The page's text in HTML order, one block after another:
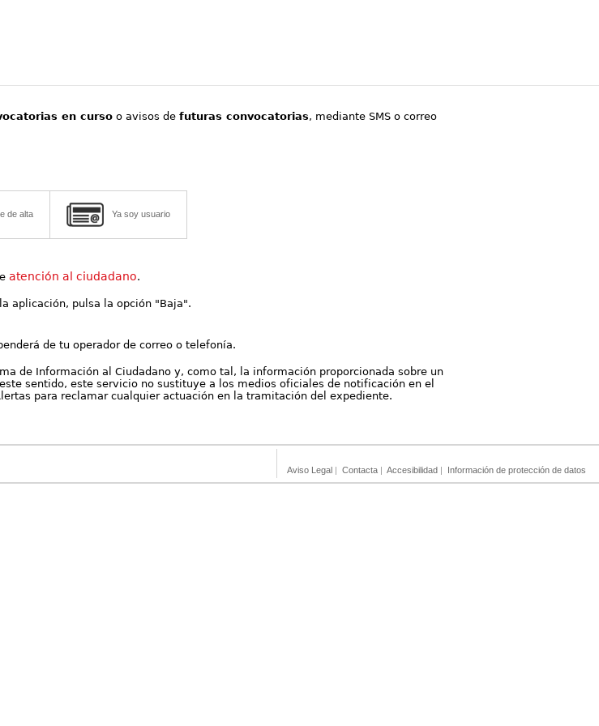
en curso o avisos defuturas convocatorias, mediante SMS o correo
de alta Ya soy usuario
atención al ciudadano.
aplicación, pulsa la opción "Baja".
de tu operador de correo o telefonía.
de Información al Ciudadano y, como tal, la información proporcionada sobre un
sentido, este servicio no sustituye a los medios oficiales de notificación en el
para reclamar cualquier actuación en la tramitación del expediente.
Aviso Legal | Contacta | Accesibilidad | Información de protección de datos